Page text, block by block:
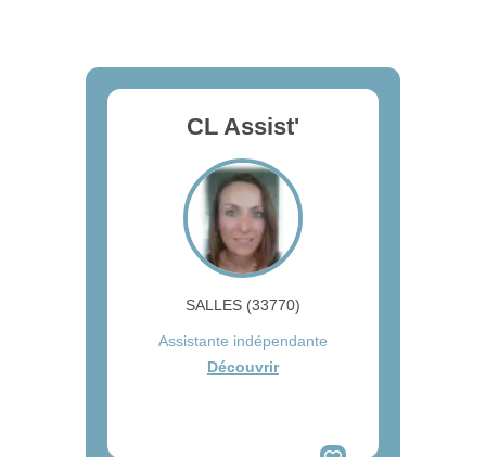
CL Assist'
SALLES (33770)
Assistante indépendante
Découvrir